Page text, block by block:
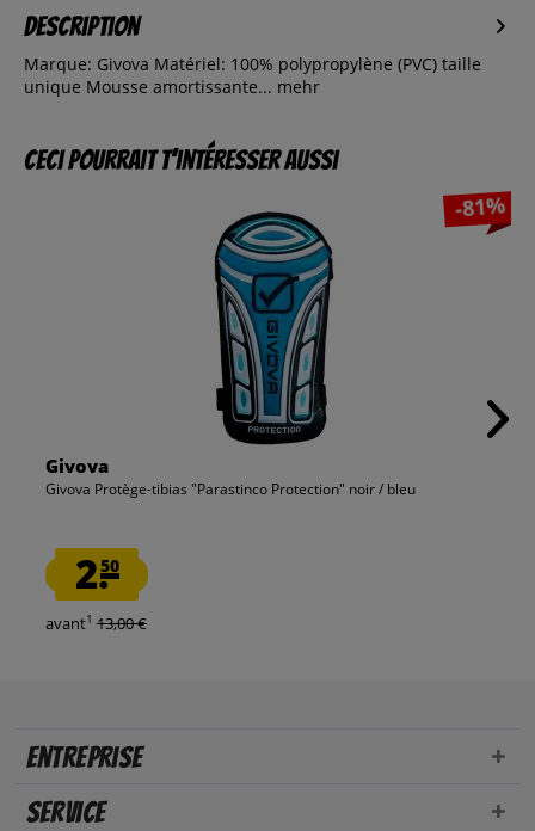
Description
Marque: Givova Matériel: 100% polypropylène (PVC) taille
unique Mousse amortissante... mehr
Ceci pourrait t’intéresser aussi
-81%
Givova
Givova Protège-tibias "Parastinco Protection" noir / bleu
2.50
avant1 13,00 €
Entreprise
Service